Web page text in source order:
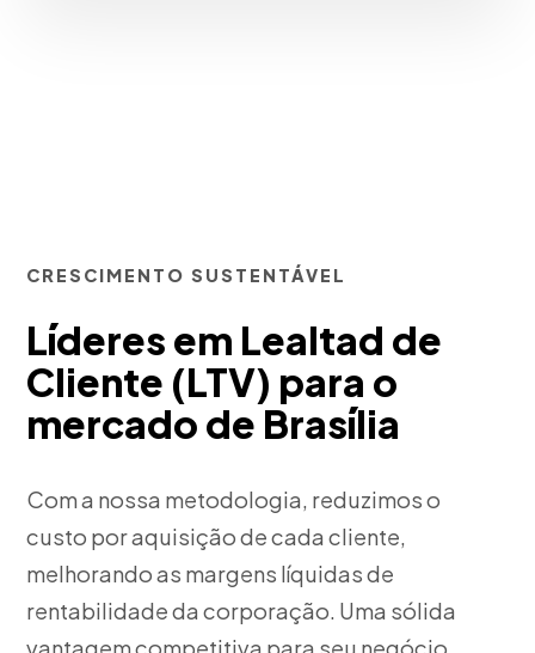
CRESCIMENTO SUSTENTÁVEL
Líderes em Lealtad de
Cliente (LTV) para o
mercado de Brasília
Com a nossa metodologia, reduzimos o
custo por aquisição de cada cliente,
melhorando as margens líquidas de
rentabilidade da corporação. Uma sólida